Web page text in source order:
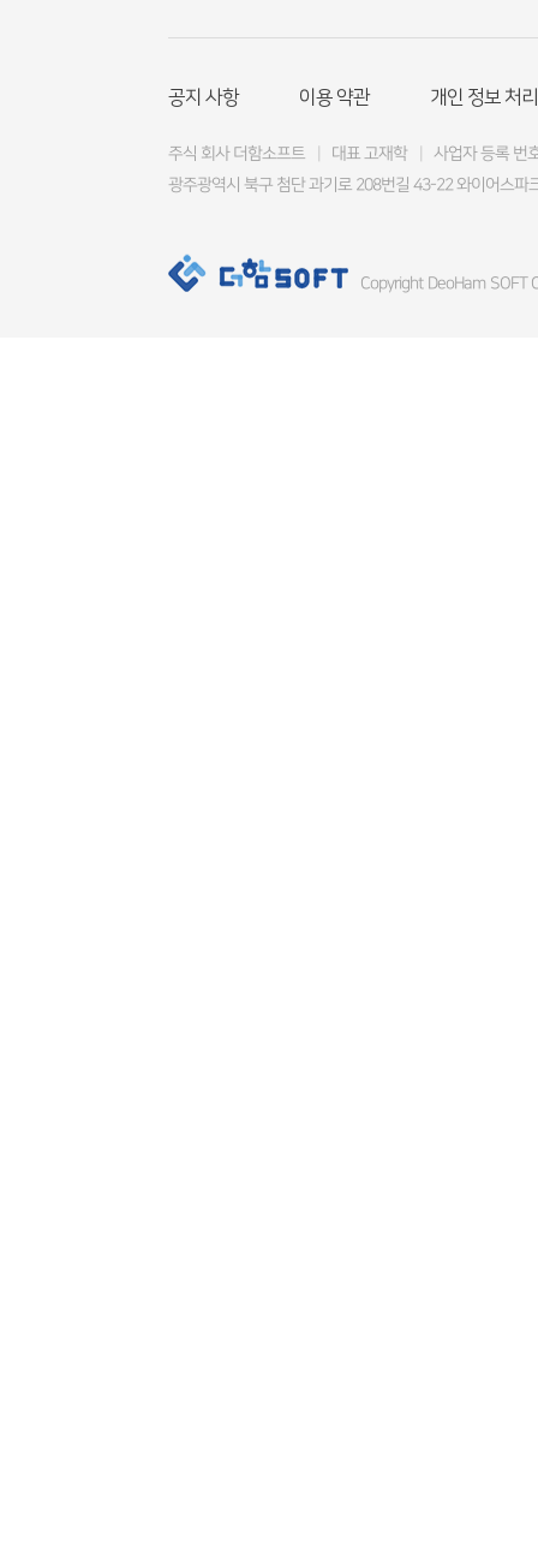
공지 사항 이용 약관 개인 정보 처
주식 회사 더함소프트 대표 고재학 사업자 등록 번
광주광역시 북구 첨단 과기로 208번길 43-22 와이어스파
Copyright DeoHam SOFT